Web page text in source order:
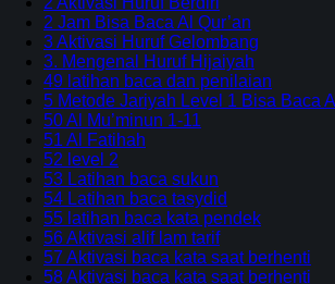
2 Jam Bisa Baca Al Qur’an
3 Aktivasi Huruf Gelombang
3. Mengenal Huruf Hijaiyah
49 latihan baca dan penilaian
5 Metode Jariyah Level 1 Bisa Baca
50 Al Mu’minun 1-11
51 Al Fatihah
52 level 2
53 Latihan baca sukun
54 Latihan baca tasydid
55 latihan baca kata pendek
56 Aktivasi alif lam tarif
57 Aktivasi baca kata saat berhenti
58 Aktivasi baca kata saat berhenti